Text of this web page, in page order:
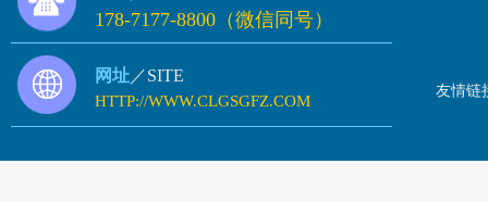
178-7177-8800（微信同号）
网址 ／SITE
HTTP://WWW.CLGSGFZ.COM
友情链